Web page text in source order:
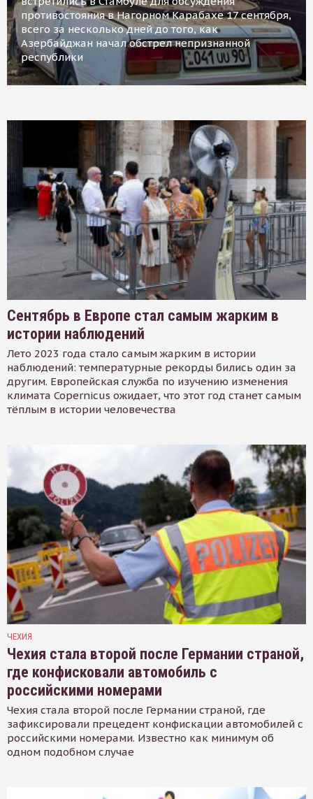
противостояния в Нагорном Карабахе 17 сентября,
всего за несколько дней до того, как
Азербайджан начал обстрел непризнанной
республики
Сентябрь в Европе стал самым жарким в
истории наблюдений
Лето 2023 года стало самым жарким в истории
наблюдений: температурные рекорды бились один за
другим. Европейская служба по изучению изменения
климата Copernicus ожидает, что этот год станет самым
тёплым в истории человечества
ЧЕХИЯ
Чехия стала второй после Германии страной,
где конфисковали автомобиль с
российскими номерами
Чехия стала второй после Германии страной, где
зафиксировали прецедент конфискации автомобилей с
российскими номерами. Известно как минимум об
одном подобном случае